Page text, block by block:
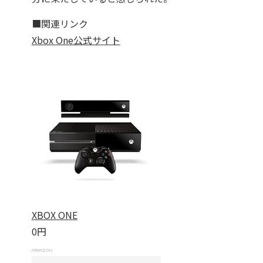
■関連リンク
Xbox One公式サイト
XBOX ONE
0円